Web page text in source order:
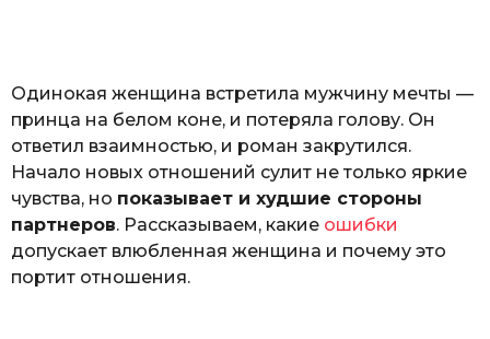
Одинокая женщина встретила мужчину мечты —
принца на белом коне, и потеряла голову. Он
ответил взаимностью, и роман закрутился.
Начало новых отношений сулит не только яркие
чувства, но показывает и худшие стороны
партнеров. Рассказываем, какие ошибки
допускает влюбленная женщина и почему это
портит отношения.